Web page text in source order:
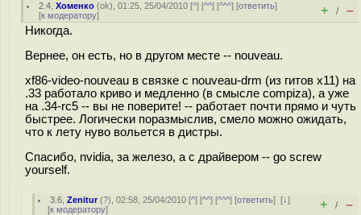
2.4 ,Хоменко (ok), 01:25, 25/04/2010 [^] [^^] [^^^] [ответить]
[к модератору] + / –
Никогда.
Вернее, он есть, но в другом месте -- nouveau.
xf86-video-nouveau в связке с nouveau-drm (из гитов x11) на
.33 работало криво и медленно (в смысле compizа), а уже
на .34-rc5 -- вы не поверите! -- работает почти прямо и чуть
быстрее. Логически поразмыслив, смело можно ожидать,
что к лету нуво вольется в дистры.
Спасибо, nvidia, за железо, а с драйвером -- go screw
yourself.
3.6 ,Zenitur(?), 02:58, 25/04/2010 [^] [^^] [^^^] [ответить][↓]
[к модератору] + / –